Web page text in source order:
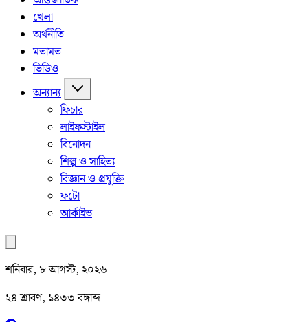
খেলা
অর্থনীতি
মতামত
ভিডিও
অন্যান্য
ফিচার
লাইফস্টাইল
বিনোদন
শিল্প ও সাহিত্য
বিজ্ঞান ও প্রযুক্তি
ফটো
আর্কাইভ
শনিবার, ৮ আগস্ট, ২০২৬
২৪ শ্রাবণ, ১৪৩৩ বঙ্গাব্দ